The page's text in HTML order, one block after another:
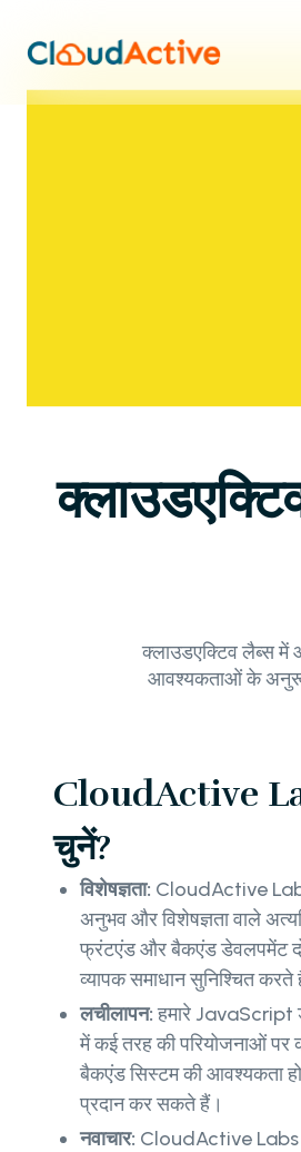
क्लाउडएक्टिव लैब्स में
आवश्यकताओं के अनुरूप
CloudActive
चुनें?
विशेषज्ञता: CloudActive
अनुभव और विशेषज्ञता वाले
फ्रंटएंड और बैकएंड डेवलपमेंट
व्यापक समाधान सुनिश्चित करते
लचीलापन:हमारे JavaScript
में कई तरह की परियोजनाओं पर
बैकएंड सिस्टम की आवश्यकता
प्रदान कर सकते हैं।
नवाचार: CloudActive Labs